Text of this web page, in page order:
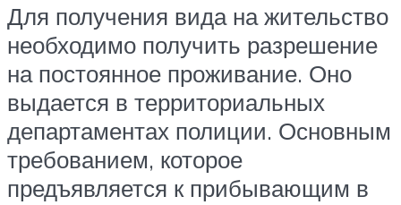
Для получения вида на жительство
необходимо получить разрешение
на постоянное проживание. Оно
выдается в территориальных
департаментах полиции. Основным
требованием, которое
предъявляется к прибывающим в